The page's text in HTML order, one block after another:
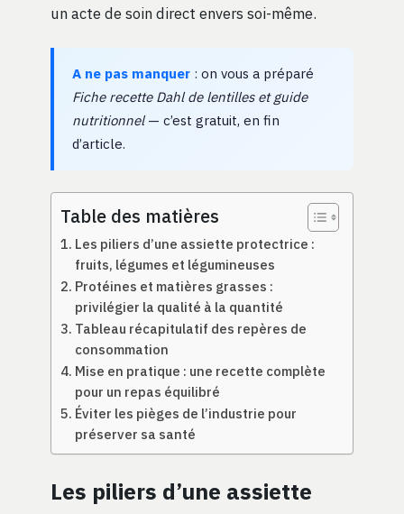
un acte de soin direct envers soi-même.
A ne pas manquer : on vous a préparé
Fiche recette Dahl de lentilles et guide
nutritionnel— c’est gratuit, en fin
d’article.
Table des matières
Les piliers d’une assiette protectrice :
fruits, légumes et légumineuses
Protéines et matières grasses :
privilégier la qualité à la quantité
Tableau récapitulatif des repères de
consommation
Mise en pratique : une recette complète
pour un repas équilibré
Éviter les pièges de l’industrie pour
préserver sa santé
Les piliers d’une assiette